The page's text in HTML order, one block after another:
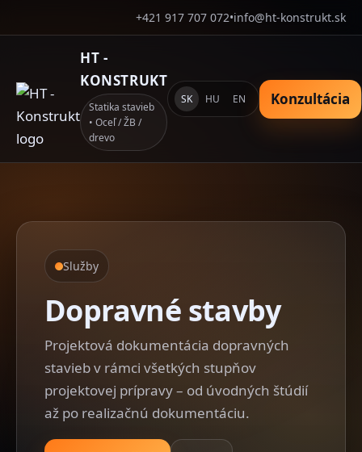
+421 917 707 072•info@ht-konstrukt.sk
HT -
KONSTRUKT
Statika stavieb
• Oceľ / ŽB /
drevo
SK HU EN Konzultácia
Služby
Dopravné stavby
Projektová dokumentácia dopravných
stavieb v rámci všetkých stupňov
projektovej prípravy – od úvodných štúdií
až po realizačnú dokumentáciu.